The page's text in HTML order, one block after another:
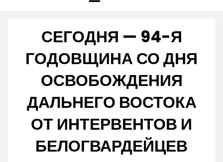
СЕГОДНЯ — 94-Я
ГОДОВЩИНА СО ДНЯ
ОСВОБОЖДЕНИЯ
ДАЛЬНЕГО ВОСТОКА
ОТ ИНТЕРВЕНТОВ И
БЕЛОГВАРДЕЙЦЕВ